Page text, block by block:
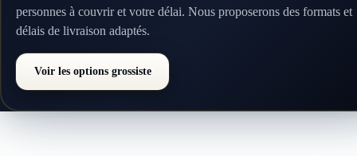
personnes à couvrir et votre délai. Nous proposerons des formats et
délais de livraison adaptés.
Voir les options grossiste